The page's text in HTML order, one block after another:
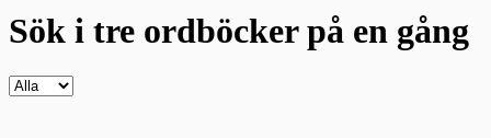
Sök i tre ordböckerpå en gång